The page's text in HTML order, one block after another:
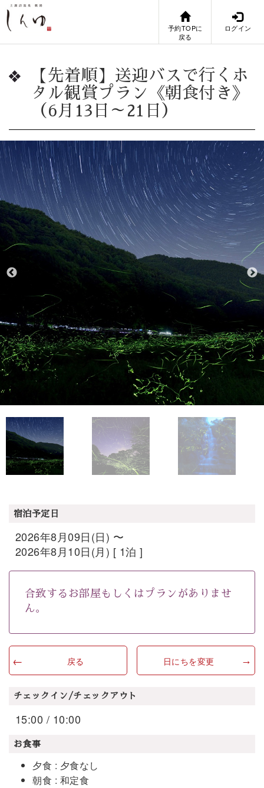
予約TOPに
戻る
ログイン
【先着順】送迎バスで行くホ
タル観賞プラン《朝食付き》
（6月13日～21日）
宿泊予定日
2026年8月09日(日) 〜
2026年8月10日(月) [ 1泊 ]
合致するお部屋もしくはプランがありませ
ん。
戻る 日にちを変更
チェックイン/チェックアウト
15:00 / 10:00
お食事
夕食 : 夕食なし
朝食 : 和定食